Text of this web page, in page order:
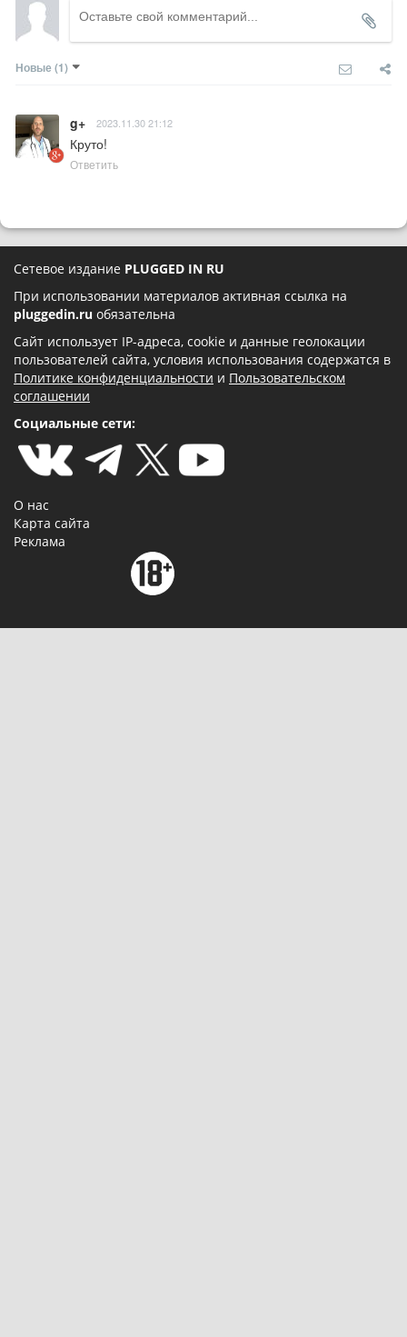
Новые (1)
g+ 2023.11.30 21:12
Круто!
Ответить
Сетевое издание PLUGGED IN RU
При использовании материалов активная ссылка на
pluggedin.ru обязательна
Сайт использует IP-адреса, cookie и данные геолокации
пользователей сайта, условия использования содержатся в
Политике конфиденциальности и Пользовательском
соглашении
Социальные сети:
О нас
Карта сайта
Реклама